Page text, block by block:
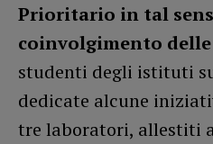
Prioritario in tal
coinvolgimento delle
studenti degli istituti
dedicate alcune
tre laboratori, allestiti